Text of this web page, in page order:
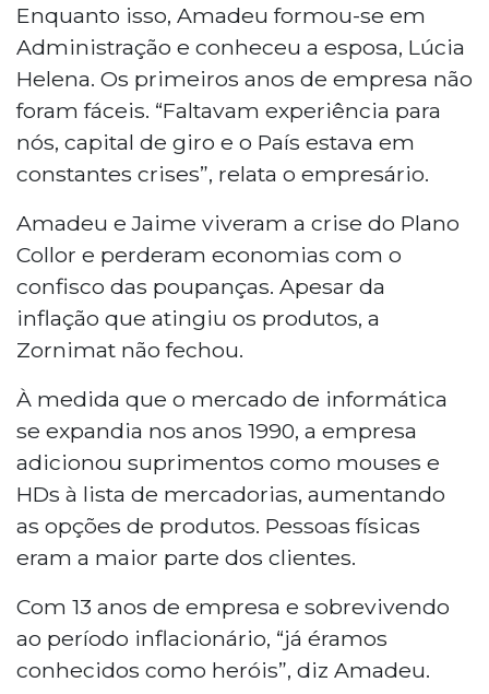
Enquanto isso, Amadeu formou-se em
Administração e conheceu a esposa, Lúcia
Helena. Os primeiros anos de empresa não
foram fáceis. “Faltavam experiência para
nós, capital de giro e o País estava em
constantes crises”, relata o empresário.
Amadeu e Jaime viveram a crise do Plano
Collor e perderam economias com o
confisco das poupanças. Apesar da
inflação que atingiu os produtos, a
Zornimat não fechou.
À medida que o mercado de informática
se expandia nos anos 1990, a empresa
adicionou suprimentos como mouses e
HDs à lista de mercadorias, aumentando
as opções de produtos. Pessoas físicas
eram a maior parte dos clientes.
Com 13 anos de empresa e sobrevivendo
ao período inflacionário, “já éramos
conhecidos como heróis”, diz Amadeu.